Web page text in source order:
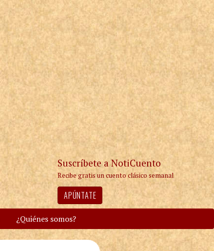
Suscríbete a NotiCuento
Recibe gratis un cuento clásico semanal
APÚNTATE
¿Quiénes somos?